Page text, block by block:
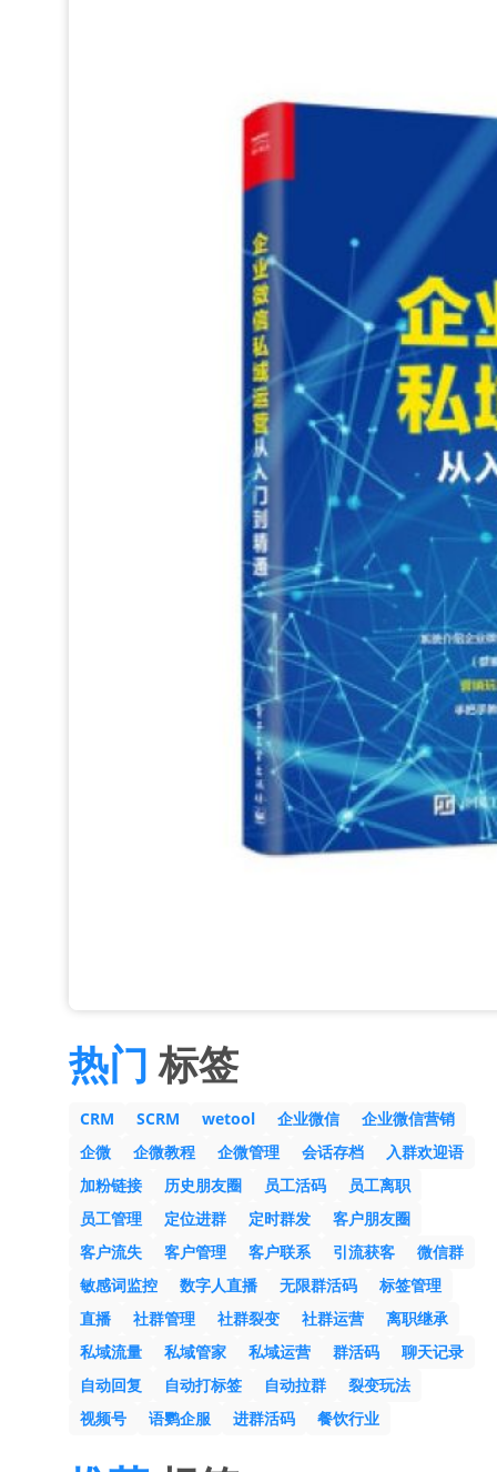
热门 标签
CRM SCRM wetool 企业微信
企业微信营销
企微
企微教程 企微管理 会话存档
入群欢迎语
加粉链接
历史朋友圈 员工活码
员工离职
员工管理
定位进群 定时群发
客户朋友圈
客户流失
客户管理 客户联系 引流获客
微信群
敏感词监控
数字人直播 无限群活码
标签管理
直播
社群管理 社群裂变 社群运营
离职继承
私域流量
私域管家 私域运营 群活码
聊天记录
自动回复
自动打标签 自动拉群
裂变玩法
视频号
语鹦企服 进群活码 餐饮行业